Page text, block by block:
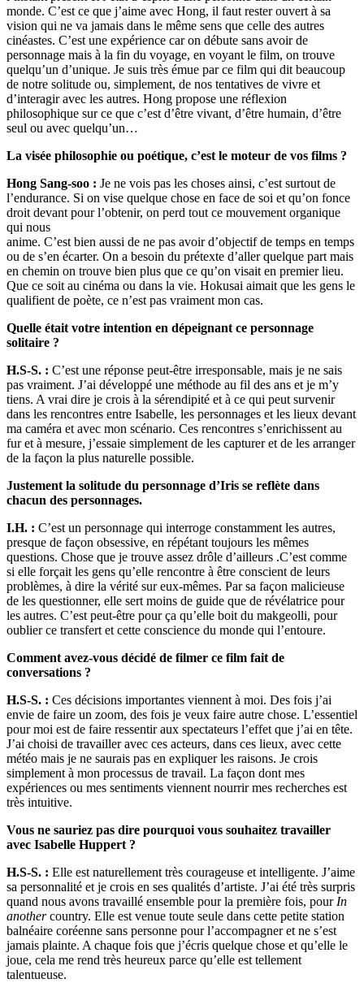
monde. C’est ce que j’aime avec Hong, il faut rester ouvert à sa
vision qui ne va jamais dans le même sens que celle des autres
cinéastes. C’est une expérience car on débute sans avoir de
personnage mais à la fin du voyage, en voyant le film, on trouve
quelqu’un d’unique. Je suis très émue par ce film qui dit beaucoup
de notre solitude ou, simplement, de nos tentatives de vivre et
d’interagir avec les autres. Hong propose une réflexion
philosophique sur ce que c’est d’être vivant, d’être humain, d’être
seul ou avec quelqu’un…
La visée philosophie ou poétique, c’est le moteur de vos films ?
Hong Sang-soo : Je ne vois pas les choses ainsi, c’est surtout de
l’endurance. Si on vise quelque chose en face de soi et qu’on fonce
droit devant pour l’obtenir, on perd tout ce mouvement organique
qui nous
anime. C’est bien aussi de ne pas avoir d’objectif de temps en temps
ou de s’en écarter. On a besoin du prétexte d’aller quelque part mais
en chemin on trouve bien plus que ce qu’on visait en premier lieu.
Que ce soit au cinéma ou dans la vie. Hokusai aimait que les gens le
qualifient de poète, ce n’est pas vraiment mon cas.
Quelle était votre intention en dépeignant ce personnage
solitaire ?
H.S-S. : C’est une réponse peut-être irresponsable, mais je ne sais
pas vraiment. J’ai développé une méthode au fil des ans et je m’y
tiens. A vrai dire je crois à la sérendipité et à ce qui peut survenir
dans les rencontres entre Isabelle, les personnages et les lieux devant
ma caméra et avec mon scénario. Ces rencontres s’enrichissent au
fur et à mesure, j’essaie simplement de les capturer et de les arranger
de la façon la plus naturelle possible.
Justement la solitude du personnage d’Iris se reflète dans
chacun des personnages.
I.H. : C’est un personnage qui interroge constamment les autres,
presque de façon obsessive, en répétant toujours les mêmes
questions. Chose que je trouve assez drôle d’ailleurs .C’est comme
si elle forçait les gens qu’elle rencontre à être conscient de leurs
problèmes, à dire la vérité sur eux-mêmes. Par sa façon malicieuse
de les questionner, elle sert moins de guide que de révélatrice pour
les autres. C’est peut-être pour ça qu’elle boit du makgeolli, pour
oublier ce transfert et cette conscience du monde qui l’entoure.
Comment avez-vous décidé de filmer ce film fait de
conversations ?
H.S-S. : Ces décisions importantes viennent à moi. Des fois j’ai
envie de faire un zoom, des fois je veux faire autre chose. L’essentiel
pour moi est de faire ressentir aux spectateurs l’effet que j’ai en tête.
J’ai choisi de travailler avec ces acteurs, dans ces lieux, avec cette
météo mais je ne saurais pas en expliquer les raisons. Je crois
simplement à mon processus de travail. La façon dont mes
expériences ou mes sentiments viennent nourrir mes recherches est
très intuitive.
Vous ne sauriez pas dire pourquoi vous souhaitez travailler
avec Isabelle Huppert ?
H.S-S. : Elle est naturellement très courageuse et intelligente. J’aime
sa personnalité et je crois en ses qualités d’artiste. J’ai été très surpris
quand nous avons travaillé ensemble pour la première fois, pourIn
anothercountry. Elle est venue toute seule dans cette petite station
balnéaire coréenne sans personne pour l’accompagner et ne s’est
jamais plainte. A chaque fois que j’écris quelque chose et qu’elle le
joue, cela me rend très heureux parce qu’elle est tellement
talentueuse.